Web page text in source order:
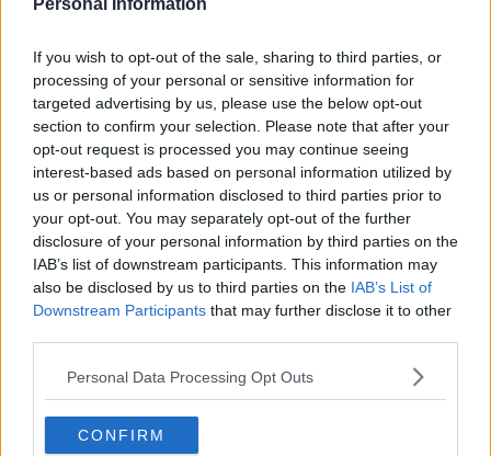
Personal Information
If you wish to opt-out of the sale, sharing to third parties, or
processing of your personal or sensitive information for
targeted advertising by us, please use the below opt-out
section to confirm your selection. Please note that after your
opt-out request is processed you may continue seeing
interest-based ads based on personal information utilized by
us or personal information disclosed to third parties prior to
your opt-out. You may separately opt-out of the further
disclosure of your personal information by third parties on the
IAB’s list of downstream participants. This information may
also be disclosed by us to third parties on the IAB’s List of
Downstream Participants that may further disclose it to other
Personal Data Processing Opt Outs
CONFIRM
La mobile individua trafficante di droga latitante
Lucchini, nuove nubi sull'offerta tunisina
Un calciatore di serie A fra i narcotrafficanti
Revocata la libertà condizionata per Sutera
Quintali di marijuana dal Nord Europa alla
Toscana
Cocaina, il figlio ordinava e il padre eseguiva
La cocaina nascosta nelle casse del vino